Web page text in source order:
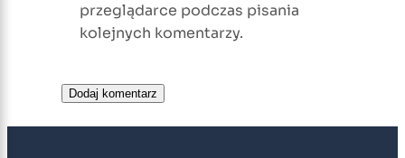
przeglądarce podczas pisania
kolejnych komentarzy.